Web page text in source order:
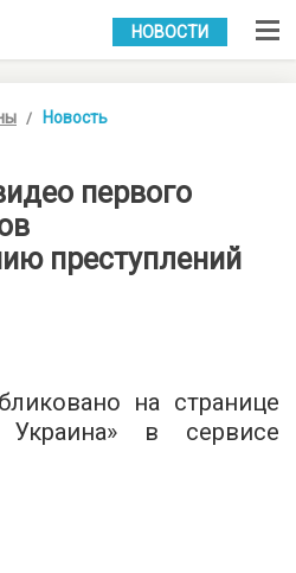
УКР РУС
НОВОСТИ
Новость
первого
преступлений
на странице
Украина» в сервисе